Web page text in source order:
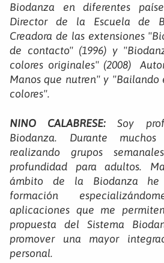
Biodanza en diferentes
Director de la Escuela de
Creadora de las extensiones
de contacto" (1996) y
colores originales" (2008)
Manos que nutren" y "Bailando
colores".
NINO CALABRESE:
Soy
Biodanza. Durante
realizando grupos
profundidad para adultos.
ámbito de la Biodanza he
formación
aplicaciones que me
propuesta del Sistema
promover una mayor
personal.